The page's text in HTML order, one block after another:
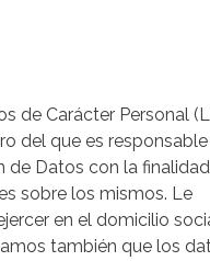
de Carácter Personal
del que es responsable
de Datos con la
sobre los mismos. Le
en el domicilio
también que los